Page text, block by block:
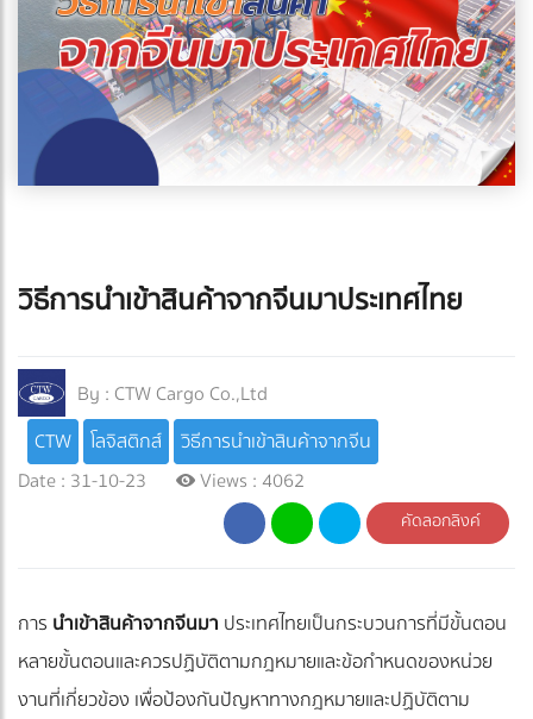
วิธีการนำเข้าสินค้าจากจีนมาประเทศไทย
By : CTW Cargo Co.,Ltd
CTW
โลจิสติกส์
วิธีการนำเข้าสินค้าจากจีน
Date : 31-10-23
Views : 4062
คัดลอกลิงค์
การ นำเข้าสินค้าจากจีนมา ประเทศไทยเป็นกระบวนการที่มีขั้นตอน
หลายขั้นตอนและควรปฏิบัติตามกฎหมายและข้อกำหนดของหน่วย
งานที่เกี่ยวข้อง เพื่อป้องกันปัญหาทางกฎหมายและปฏิบัติตาม